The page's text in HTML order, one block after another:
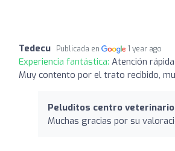
Tedecu Publicada en 1 year ago
Experiencia fantástica: Atención
Muy contento por el trato recibido,
Peluditos centro veterinario
Muchas gracias por su